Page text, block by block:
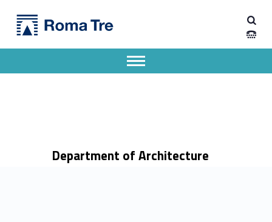
Guerra fredda in Africa. Il ritorno dell’Italia in Somalia (1950-1960) - Dipartimento di Architettura
Department of Architecture
Apri il menu secondario
Header info sidebar